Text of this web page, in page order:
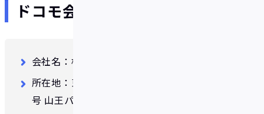
ドコモ会社概要
会社名：株式会社NTTドコモ
所在地：東京都千代田区永田町2丁目11番1
号 山王パークタワー